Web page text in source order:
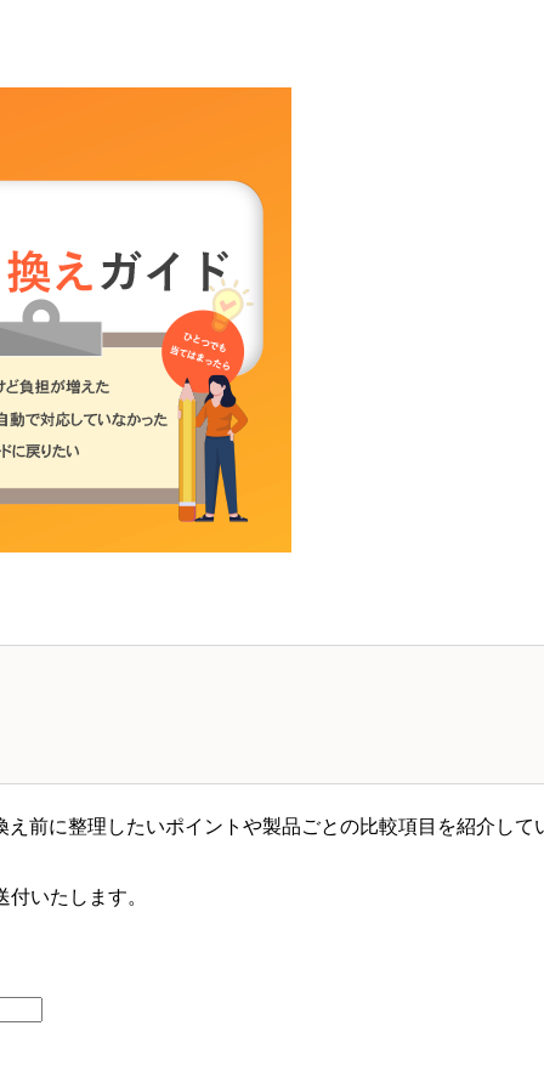
前に整理したいポイントや製品ごとの比較項目を紹介し
いたします。